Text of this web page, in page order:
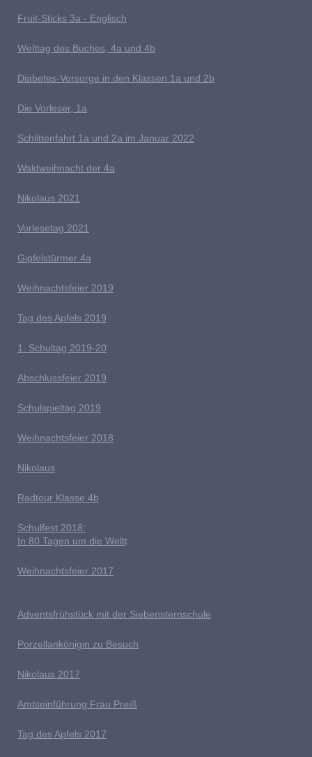
Fruit-Sticks 3a - Englisch
Welttag des Buches, 4a und 4b
Diabetes-Vorsorge in den Klassen 1a und 2b
Die Vorleser, 1a
Schlittenfahrt 1a und 2a im Januar 2022
Waldweihnacht der 4a
Nikolaus 2021
Vorlesetag 2021
Gipfelstürmer 4a
Weihnachtsfeier 2019
Tag des Apfels 2019
1. Schultag 2019-20
Abschlussfeier 2019
Schulspieltag 2019
Weihnachtsfeier 2018
Nikolaus
Radtour Klasse 4b
Schulfest 2018:
In 80 Tagen um die Weltt
Weihnachtsfeier 2017
Adventsfrühstück mit der Siebensternschule
Porzellankönigin zu Besuch
Nikolaus 2017
Amtseinführung Frau Preiß
Tag des Apfels 2017